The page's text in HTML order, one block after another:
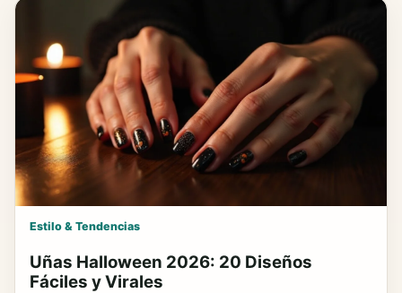
Estilo & Tendencias
Uñas Halloween 2026: 20 Diseños
Fáciles y Virales